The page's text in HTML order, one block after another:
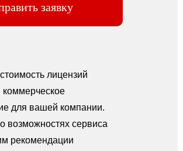
лицензий
для вашей компании.
возможностях сервиса
рекомендации
заявку